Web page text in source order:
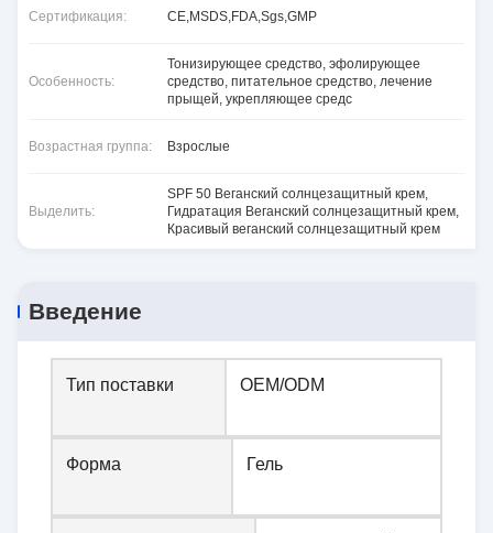
Сертификация: CE,MSDS,FDA,Sgs,GMP
Особенность:
Тонизирующее средство, эфолирующее
средство, питательное средство, лечение
прыщей, укрепляющее средс
Возрастная группа: Взрослые
Выделить:
SPF 50 Веганский солнцезащитный крем,
Гидратация Веганский солнцезащитный крем,
Красивый веганский солнцезащитный крем
Введение
Тип поставки OEM/ODM
Форма Гель